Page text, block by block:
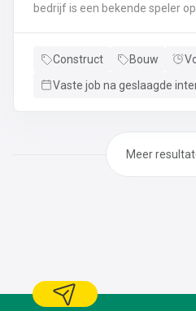
bedrijf is een bekende speler
gelegen over heel België. Ben jij op zoek naar een nieuwe
ben jij dé kandidaat die we zoeken! Als dakwerker:
Construct Bouw
Vaste job na geslaagde
Meer